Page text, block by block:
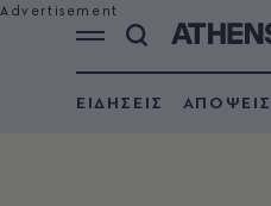
ΕΙΔΗΣΕΙΣ ΑΠΟΨΕΙΣ